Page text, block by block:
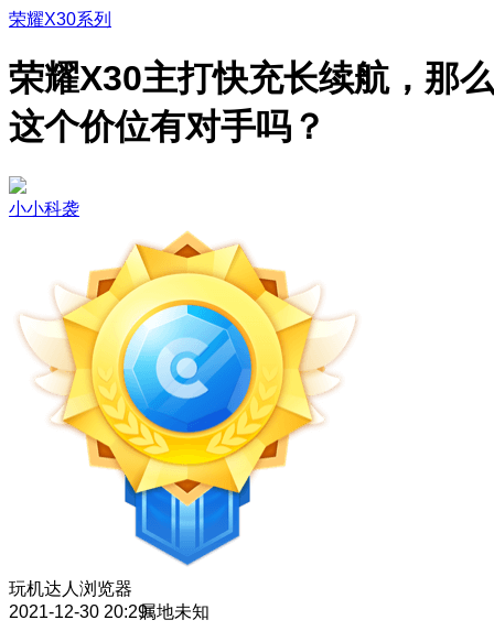
荣耀X30系列
荣耀X30主打快充长续航，那么
这个价位有对手吗？
小小科袭
玩机达人 浏览器
2021-12-30 20:29属地未知